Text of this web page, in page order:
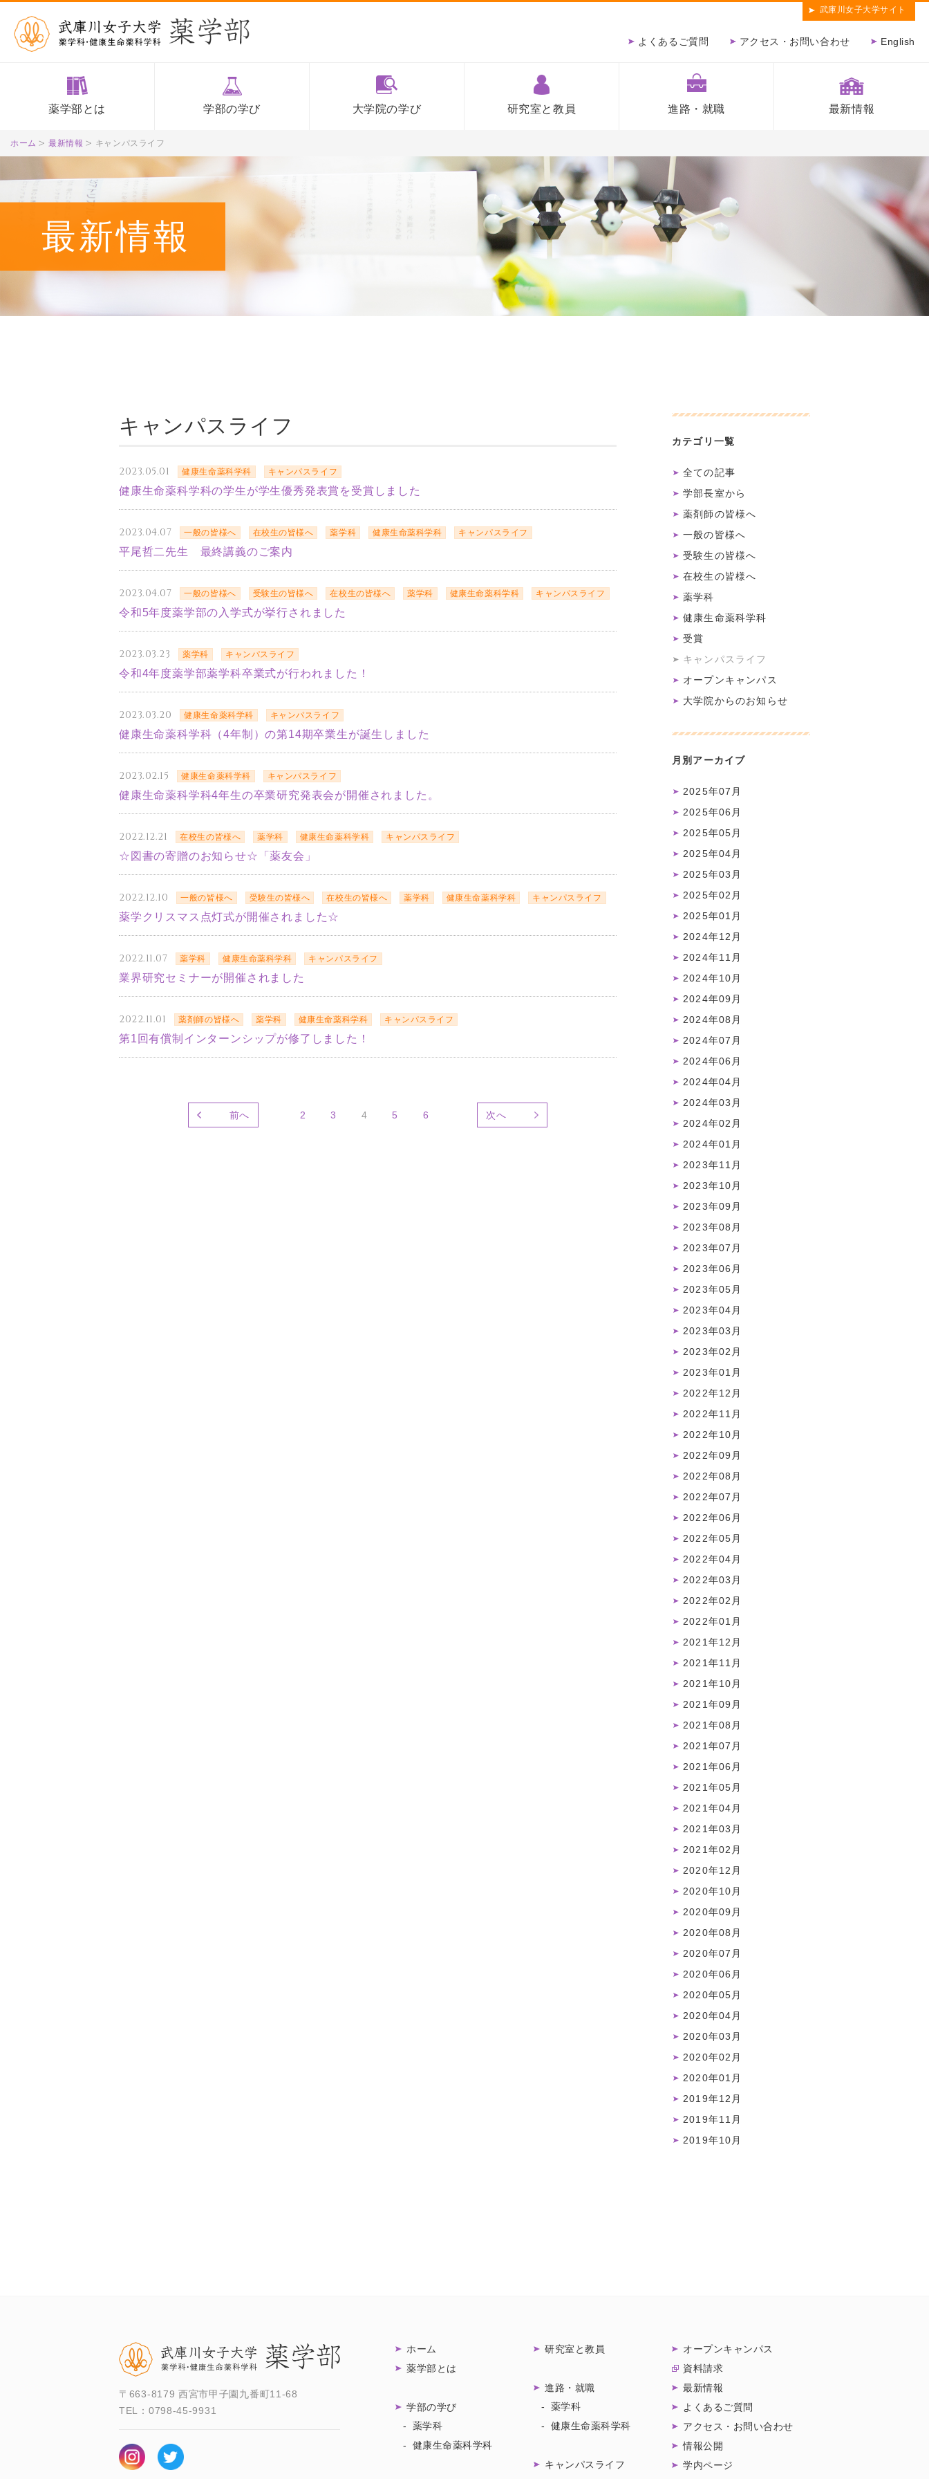
よくあるご質問 アクセス・お問い合わせ English
武庫川女子大学サイト
薬学部とは 学部の学び 大学院の学び 研究室と教員 進路・就職 最新情報
ホーム 最新情報 キャンパスライフ
最新情報
キャンパスライフ
2023.05.01 健康生命薬科学科 キャンパスライフ
健康生命薬科学科の学生が学生優秀発表賞を受賞しました
2023.04.07 一般の皆様へ 在校生の皆様へ 薬学科 健康生命薬科学科 キャンパスライフ
平尾哲二先生 最終講義のご案内
2023.04.07 一般の皆様へ 受験生の皆様へ 在校生の皆様へ 薬学科 健康生命薬科学科 キャンパスライフ
令和5年度薬学部の入学式が挙行されました
2023.03.23 薬学科 キャンパスライフ
令和4年度薬学部薬学科卒業式が行われました！
2023.03.20 健康生命薬科学科 キャンパスライフ
健康生命薬科学科（4年制）の第14期卒業生が誕生しました
2023.02.15 健康生命薬科学科 キャンパスライフ
健康生命薬科学科4年生の卒業研究発表会が開催されました。
2022.12.21 在校生の皆様へ 薬学科 健康生命薬科学科 キャンパスライフ
☆図書の寄贈のお知らせ☆「薬友会」
2022.12.10 一般の皆様へ 受験生の皆様へ 在校生の皆様へ 薬学科 健康生命薬科学科 キャンパスライフ
薬学クリスマス点灯式が開催されました☆
2022.11.07 薬学科 健康生命薬科学科 キャンパスライフ
業界研究セミナーが開催されました
2022.11.01 薬剤師の皆様へ 薬学科 健康生命薬科学科 キャンパスライフ
第1回有償制インターンシップが修了しました！
前へ 2 3 4 5 6 次へ
カテゴリ一覧
全ての記事
学部長室から
薬剤師の皆様へ
一般の皆様へ
受験生の皆様へ
在校生の皆様へ
薬学科
健康生命薬科学科
受賞
キャンパスライフ
オープンキャンパス
大学院からのお知らせ
月別アーカイブ
2025年07月
2025年06月
2025年05月
2025年04月
2025年03月
2025年02月
2025年01月
2024年12月
2024年11月
2024年10月
2024年09月
2024年08月
2024年07月
2024年06月
2024年04月
2024年03月
2024年02月
2024年01月
2023年11月
2023年10月
2023年09月
2023年08月
2023年07月
2023年06月
2023年05月
2023年04月
2023年03月
2023年02月
2023年01月
2022年12月
2022年11月
2022年10月
2022年09月
2022年08月
2022年07月
2022年06月
2022年05月
2022年04月
2022年03月
2022年02月
2022年01月
2021年12月
2021年11月
2021年10月
2021年09月
2021年08月
2021年07月
2021年06月
2021年05月
2021年04月
2021年03月
2021年02月
2020年12月
2020年10月
2020年09月
2020年08月
2020年07月
2020年06月
2020年05月
2020年04月
2020年03月
2020年02月
2020年01月
2019年12月
2019年11月
2019年10月
〒663-8179 西宮市甲子園九番町11-68
TEL： 0798-45-9931
ホーム
薬学部とは
学部の学び
薬学科
健康生命薬科学科
研究室と教員
進路・就職
薬学科
健康生命薬科学科
キャンパスライフ
オープンキャンパス
資料請求
最新情報
よくあるご質問
アクセス・お問い合わせ
情報公開
学内ページ